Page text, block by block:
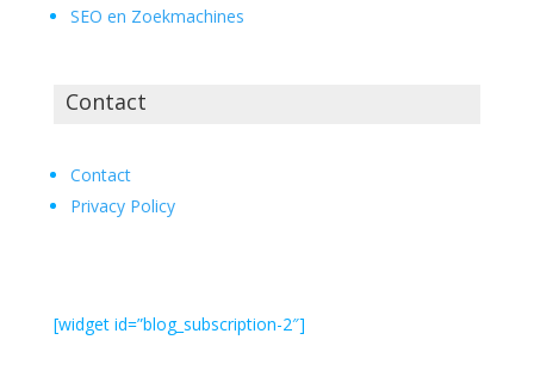
SEO en Zoekmachines
Contact
Contact
Privacy Policy
[widget id=”blog_subscription-2″]